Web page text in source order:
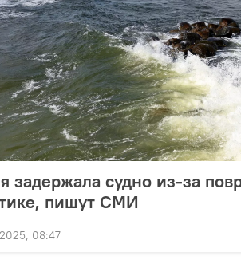
задержала судно из-за
пишут СМИ
08:47